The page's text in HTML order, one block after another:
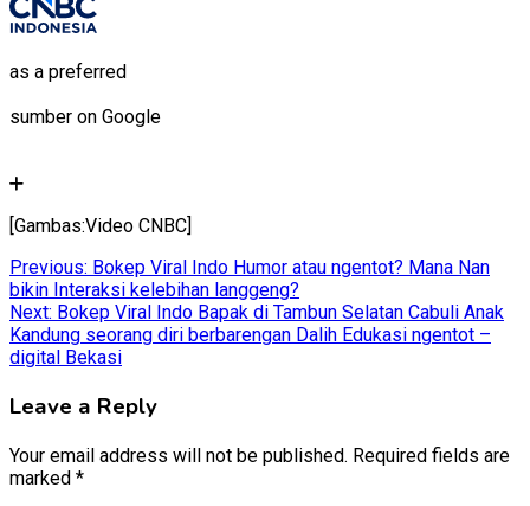
as a preferred
sumber on Google
[Gambas:Video CNBC]
Post
navigation
Previous: Bokep Viral Indo Humor atau ngentot? Mana Nan
bikin Interaksi kelebihan langgeng?
Next: Bokep Viral Indo Bapak di Tambun Selatan Cabuli Anak
Kandung seorang diri berbarengan Dalih Edukasi ngentot –
digital Bekasi
Leave a Reply
Your email address will not be published. Required fields are
marked *